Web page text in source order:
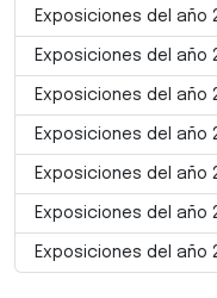
Exposiciones del año
Exposiciones del año
Exposiciones del año
Exposiciones del año
Exposiciones del año
Exposiciones del año
Exposiciones del año